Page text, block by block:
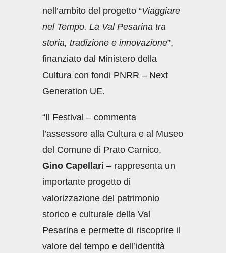
nell’ambito del progetto “Viaggiare
nel Tempo. La Val Pesarina tra
storia, tradizione e innovazione”,
finanziato dal Ministero della
Cultura con fondi PNRR – Next
Generation UE.
“Il Festival – commenta
l’assessore alla Cultura e al Museo
del Comune di Prato Carnico,
Gino Capellari – rappresenta un
importante progetto di
valorizzazione del patrimonio
storico e culturale della Val
Pesarina e permette di riscoprire il
valore del tempo e dell’identità